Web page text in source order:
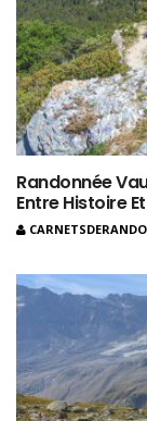
Randonnée
Entre Histoire
CARNETSDERANDO